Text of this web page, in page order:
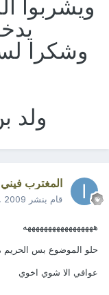
ويشربوا
وشكرا
ولد
المغترب فيني
قام بنشر 2009
هههههههههههههههههه
حلو الموضوع بس الحريم
عوافي الا شوي اخوي